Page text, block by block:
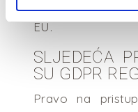
EU.
SLJEDEĆA
SU GDPR
Pravo na